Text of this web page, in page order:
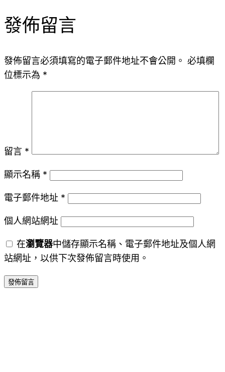
發佈留言
發佈留言必須填寫的電子郵件地址不會公開。 必填欄
位標示為 *
留言 *
顯示名稱 *
電子郵件地址 *
個人網站網址
在瀏覽器中儲存顯示名稱、電子郵件地址及個人網
站網址，以供下次發佈留言時使用。